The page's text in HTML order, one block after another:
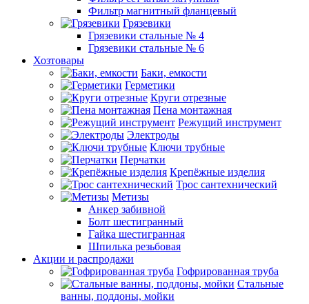
Фильтр магнитный фланцевый
Грязевики
Грязевики стальные № 4
Грязевики стальные № 6
Хозтовары
Баки, емкости
Герметики
Круги отрезные
Пена монтажная
Режущий инструмент
Электроды
Ключи трубные
Перчатки
Крепёжные изделия
Трос сантехнический
Метизы
Анкер забивной
Болт шестигранный
Гайка шестигранная
Шпилька резьбовая
Акции и распродажи
Гофрированная труба
Стальные
ванны, поддоны, мойки